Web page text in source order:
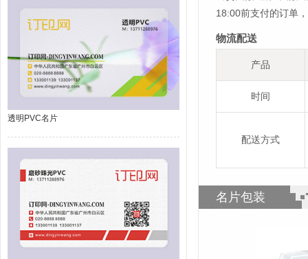
透明PVC名片
18:00前支付的订单
物流配送
产品
时间
配送方式
名片包装